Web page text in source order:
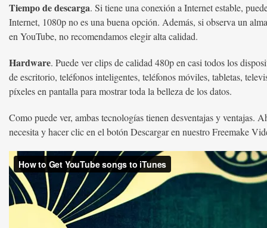
Tiempo de descarga. Si tiene una conexión a Internet estable,
Internet, 1080p no es una buena opción. Además, si observa un
en YouTube, no recomendamos elegir alta calidad.
Hardware. Puede ver clips de calidad 480p en casi todos los
de escritorio, teléfonos inteligentes, teléfonos móviles, tabletas,
píxeles en pantalla para mostrar toda la belleza de los datos.
Como puede ver, ambas tecnologías tienen desventajas y ventajas.
necesita y hacer clic en el botón Descargar en nuestro Freemake